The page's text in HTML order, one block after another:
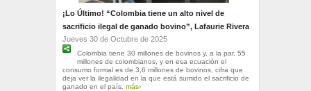
¡Lo Último! “Colombia tiene un alto nivel de
sacrificio ilegal de ganado bovino”, Lafaurie Rivera
Jueves 30 de Octubre de 2025
Colombia tiene 30 millones de bovinos y, a la par, 55
millones de colombianos, y en esa ecuación el
consumo formal es de 3,6 millones de bovinos, cifra que
deja ver la ilegalidad en la que está sumido el sacrificio de
ganado en el país. más›